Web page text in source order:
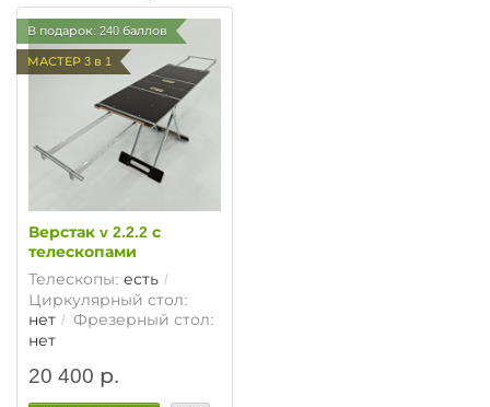
В подарок: 240 баллов
МАСТЕР 3 в 1
Верстак v 2.2.2 с
телескопами
Телескопы: есть
Циркулярный стол:
нет
Фрезерный стол:
нет
20 400 р.